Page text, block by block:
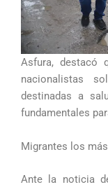
Asfura, destacó
nacionalistas
destinadas a
fundamentales
Migrantes los
Ante la noticia